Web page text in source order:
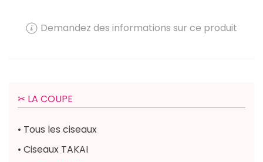
Demandez des informations sur ce produit
✂︎ LA COUPE
• Tous les ciseaux
• Ciseaux TAKAI